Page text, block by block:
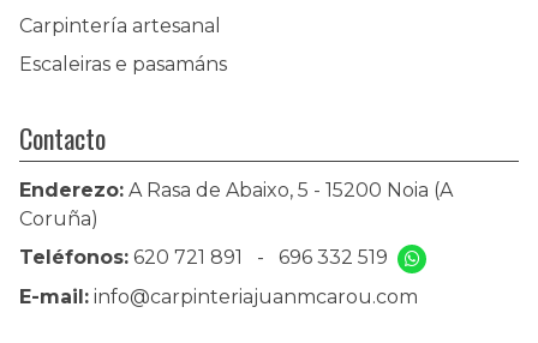
Carpintería artesanal
Escaleiras e pasamáns
Contacto
Enderezo: A Rasa de Abaixo, 5 - 15200 Noia (A
Coruña)
Teléfonos: 620 721 891 -
696 332 519
E-mail: info@carpinteriajuanmcarou.com